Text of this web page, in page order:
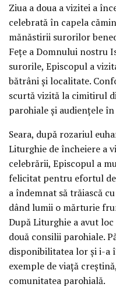
Ziua a doua a vizitei a
celebrată în capela
mănăstirii surorilor
Fețe a Domnului nostru
surorile, Episcopul a
bătrâni și localitate.
scurtă vizită la cimitirul
parohiale și audiențele
Seara, după rozariul
Liturghie de încheiere a
celebrării, Episcopul a
felicitat pentru efortul
a îndemnat să trăiască
dând lumii o mărturie
După Liturghie a avut
două consilii parohiale.
disponibilitatea lor și i-a
exemple de viață
comunitatea parohială.